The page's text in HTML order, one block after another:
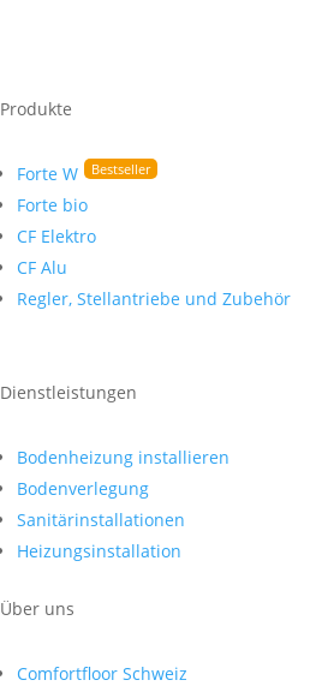
Produkte
Forte W
Forte bio
CF Elektro
CF Alu
Regler, Stellantriebe und Zubehör
Dienstleistungen
Bodenheizung installieren
Bodenverlegung
Sanitärinstallationen
Heizungsinstallation
Über uns
Comfortfloor Schweiz